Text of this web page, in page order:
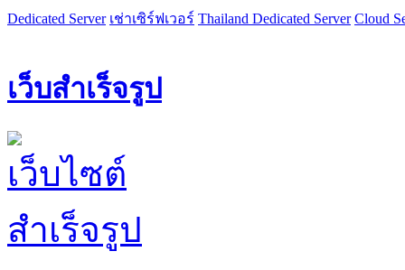
Dedicated Server เช่าเซิร์ฟเวอร์ Thailand Dedicated Server Cloud
เว็บสำเร็จรูป